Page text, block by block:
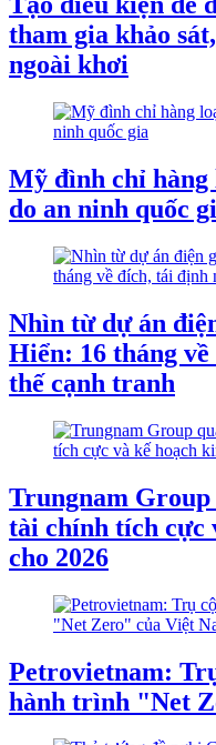
tham gia khảo
ngoài khơi
Mỹ đình chỉ
do an ninh quốc
Nhìn từ dự án
Hiển: 16 tháng
thế cạnh tranh
Trungnam
tài chính tích cực
cho 2026
Petrovietnam:
hành trình "Net